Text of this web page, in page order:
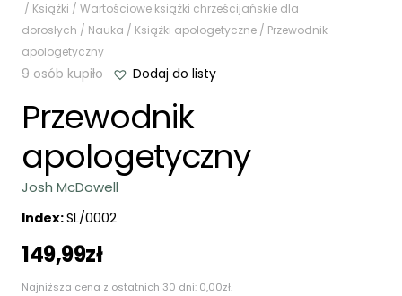
/ Książki / Wartościowe książki chrześcijańskie dla
dorosłych / Nauka / Książki apologetyczne / Przewodnik
apologetyczny
9 osób kupiło Dodaj do listy
Przewodnik
apologetyczny
Josh McDowell
Index:SL/0002
149,99zł
Najniższa cena z ostatnich 30 dni: 0,00zł.